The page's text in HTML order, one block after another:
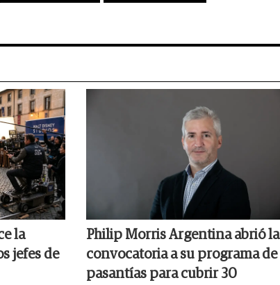
la
jefes de
Philip Morris Argentina abrió la
convocatoria a su programa de
pasantías para cubrir 30